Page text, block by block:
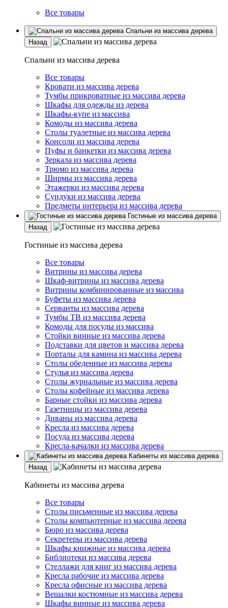
Все товары
Спальни из массива дерева
Назад
Спальни из массива дерева
Все товары
Кровати из массива дерева
Тумбы прикроватные из массива дерева
Шкафы для одежды из дерева
Шкафы-купе из массива
Комоды из массива дерева
Столы туалетные из массива дерева
Консоли из массива дерева
Пуфы и банкетки из массива дерева
Зеркала из массива дерева
Трюмо из массива дерева
Ширмы из массива дерева
Этажерки из массива дерева
Сундуки из массива дерева
Предметы интерьера из массива дерева
Гостиные из массива дерева
Назад
Гостиные из массива дерева
Все товары
Витрины из массива дерева
Шкаф-витрины из массива дерева
Витрины комбинированные из массива
Буфеты из массива дерева
Серванты из массива дерева
Тумбы ТВ из массива дерева
Комоды для посуды из массива
Стойки винные из массива дерева
Подставки для цветов и массива дерева
Порталы для камина из массива дерева
Столы обеденные из массива дерева
Стулья из массива дерева
Столы журнальные из массива дерева
Столы кофейные из массива дерева
Барные стойки из массива дерева
Газетницы из массива дерева
Диваны из массива дерева
Кресла из массива дерева
Посуда из массива дерева
Кресла-качалки из массива дерева
Кабинеты из массива дерева
Назад
Кабинеты из массива дерева
Все товары
Столы письменные из массива дерева
Столы компьютерные из массива дерева
Бюро из массива дерева
Секретеры из массива дерева
Шкафы книжные из массива дерева
Библиотеки из массива дерева
Стеллажи для книг из массива дерева
Кресла рабочие из массива дерева
Кресла офисные из массива дерева
Вешалки костюмные из массива дерева
Шкафы винные из массива дерева